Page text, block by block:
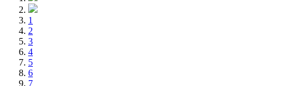
1
2
3
4
5
6
7